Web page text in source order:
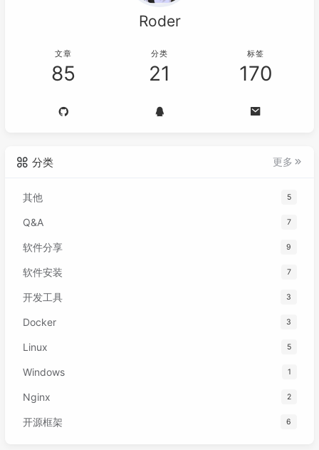
Roder
文章
85
分类
21
标签
170
分类 更多
其他 5
Q&A 7
软件分享 9
软件安装 7
开发工具 3
Docker 3
Linux 5
Windows 1
Nginx 2
开源框架 6